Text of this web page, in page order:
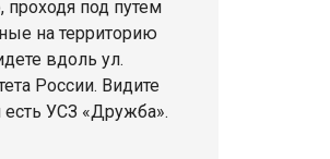
под путем
на территорию
вдоль ул.
России. Видите
есть УСЗ «Дружба».